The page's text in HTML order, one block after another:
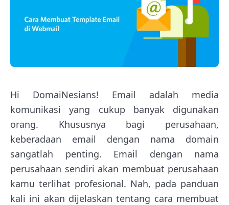
Hi DomaiNesians! Email adalah media
komunikasi yang cukup banyak digunakan
orang. Khususnya bagi perusahaan,
keberadaan email dengan nama domain
sangatlah penting. Email dengan nama
perusahaan sendiri akan membuat perusahaan
kamu terlihat profesional. Nah, pada panduan
kali ini akan dijelaskan tentang cara membuat